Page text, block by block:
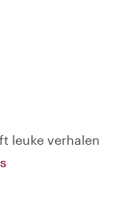
leuke verhalen